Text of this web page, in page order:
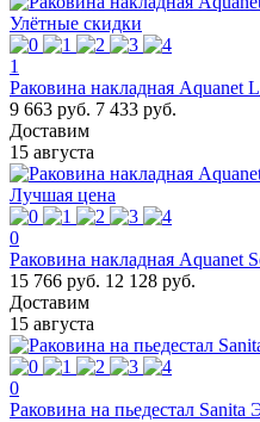
Улётные скидки
1
Раковина накладная Aquanet
9 663 руб. 7 433 руб.
Доставим
15 августа
Лучшая цена
0
Раковина накладная Aquanet
15 766 руб. 12 128 руб.
Доставим
15 августа
0
Раковина на пьедестал